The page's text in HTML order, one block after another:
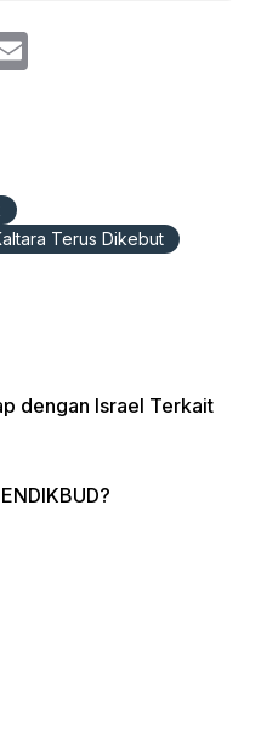
Terus Dikebut
dengan Israel Terkait